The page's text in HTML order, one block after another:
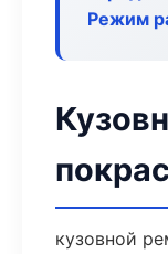
Режим
кузовной